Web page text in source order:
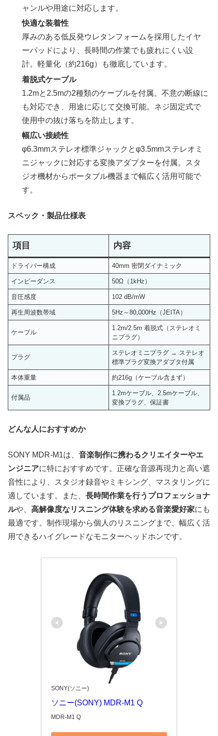
ャンルや用途に対応します。
快適な装着性
厚みのある低反発ウレタンフォームを採用したイヤ
ーパッドにより、長時間の作業でも疲れにくい設
計。軽量化（約216g）も徹底しています。
着脱式ケーブル
1.2mと2.5mの2種類のケーブルを付属。不意の断線に
も対応でき、用途に応じて交換可能。ネジ固定式で
使用中の抜け落ちを防止します。
幅広い接続性
φ6.3mmステレオ標準ジャックとφ3.5mmステレオミ
ニジャックに対応する変換アダプターを付属。スタ
ジオ機材からポータブル機器まで幅広く活用可能で
す。
スペック・製品仕様表
項目 内容
ドライバー構成 40mm 密閉ダイナミック
インピーダンス 50Ω（1kHz）
音圧感度 102 dB/mW
再生周波数帯域 5Hz～80,000Hz（JEITA）
ケーブル
1.2m/2.5m 着脱式（ステレオミ
ニプラグ）
プラグ
ステレオミニプラグ → ステレオ
標準プラグ変換アダプタ付属
本体重量 約216g（ケーブル含まず）
付属品
1.2mケーブル、2.5mケーブル、
変換プラグ、保証書
どんな人におすすめか
SONY MDR-M1は、 音楽制作に携わるクリエイターやエ
ンジニアに特におすすめです。正確な音源再現力と高い遮
音性により、スタジオ録音やミキシング、マスタリングに
適しています。また、 長時間作業を行うプロフェッショナ
ルや、 高解像度なリスニング体験を求める音楽愛好家にも
最適です。制作現場から個人のリスニングまで、幅広く活
用できるハイグレードなモニターヘッドホンです。
SONY(ソニー)
ソニー(SONY) MDR-M1 Q
MDR-M1 Q